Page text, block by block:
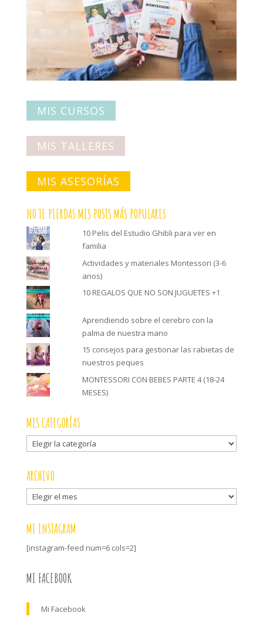
MIS CURSOS
MIS TALLERES
MIS ASESORÍAS
NO TE PIERDAS MIS POSTS MÁS POPULARES
10 Pelis del Estudio Ghibli para ver en
familia
Actividades y materiales Montessori (3-6
anos)
10 REGALOS QUE NO SON JUGUETES +1
Aprendiendo sobre el cerebro con la
palma de nuestra mano
15 consejos para gestionar las rabietas de
nuestros peques
MONTESSORI CON BEBES PARTE 4 (18-24
MESES)
MIS CATEGORÍAS
Mis
categorías
ARCHIVO
Archivo
MI INSTAGRAM
[instagram-feed num=6 cols=2]
MI FACEBOOK
Mi Facebook